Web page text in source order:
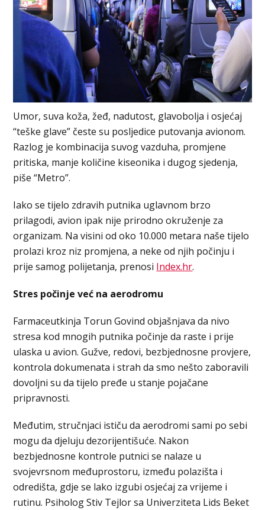
Umor, suva koža, žeđ, nadutost, glavobolja i osjećaj
“teške glave” česte su posljedice putovanja avionom.
Razlog je kombinacija suvog vazduha, promjene
pritiska, manje količine kiseonika i dugog sjedenja,
piše “Metro”.
Iako se tijelo zdravih putnika uglavnom brzo
prilagodi, avion ipak nije prirodno okruženje za
organizam. Na visini od oko 10.000 metara naše tijelo
prolazi kroz niz promjena, a neke od njih počinju i
prije samog polijetanja, prenosi Index.hr.
Stres počinje već na aerodromu
Farmaceutkinja Torun Govind objašnjava da nivo
stresa kod mnogih putnika počinje da raste i prije
ulaska u avion. Gužve, redovi, bezbjednosne provjere,
kontrola dokumenata i strah da smo nešto zaboravili
dovoljni su da tijelo pređe u stanje pojačane
pripravnosti.
Međutim, stručnjaci ističu da aerodromi sami po sebi
mogu da djeluju dezorijentišuće. Nakon
bezbjednosne kontrole putnici se nalaze u
svojevrsnom međuprostoru, između polazišta i
odredišta, gdje se lako izgubi osjećaj za vrijeme i
rutinu. Psiholog Stiv Tejlor sa Univerziteta Lids Beket